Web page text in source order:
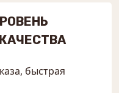
быстрая